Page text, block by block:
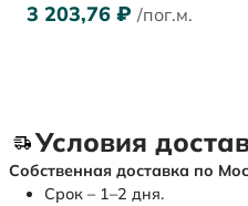
3 203,76 ₽ /пог.м.
Условия
Собственная доставка по
Срок – 1–2 дня.